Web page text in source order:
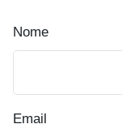
Nome
Email